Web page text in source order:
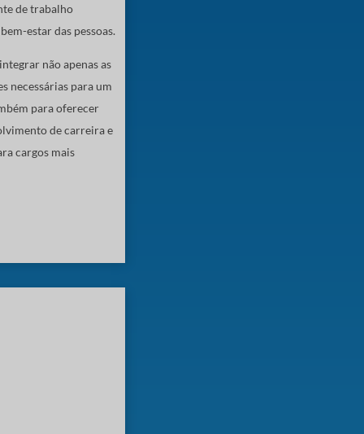
de trabalho
estar das pessoas.
não apenas as
necessárias para um
para oferecer
de carreira e
cargos mais